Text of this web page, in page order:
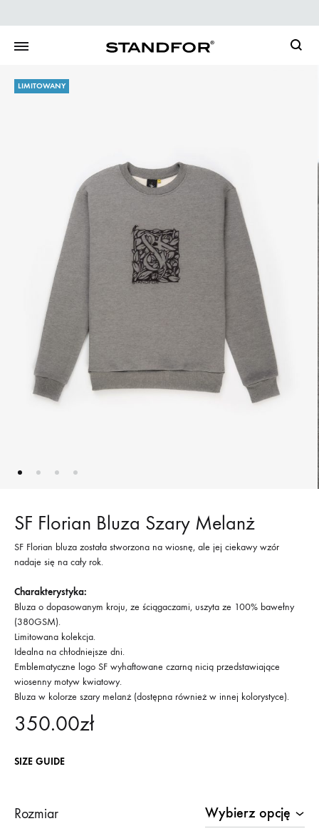
LIMITOWANY
SF Florian Bluza Szary Melanż
SF Florian bluza została stworzona na wiosnę, ale jej ciekawy wzór
nadaje się na cały rok.
Charakterystyka:
Bluza o dopasowanym kroju, ze ściągaczami, uszyta ze 100% bawełny
(380GSM).
Limitowana kolekcja.
Idealna na chłodniejsze dni.
Emblematyczne logo SF wyhaftowane czarną nicią przedstawiające
wiosenny motyw kwiatowy.
Bluza w kolorze szary melanż (dostępna również w innej kolorystyce).
350.00zł
SIZE GUIDE
Rozmiar